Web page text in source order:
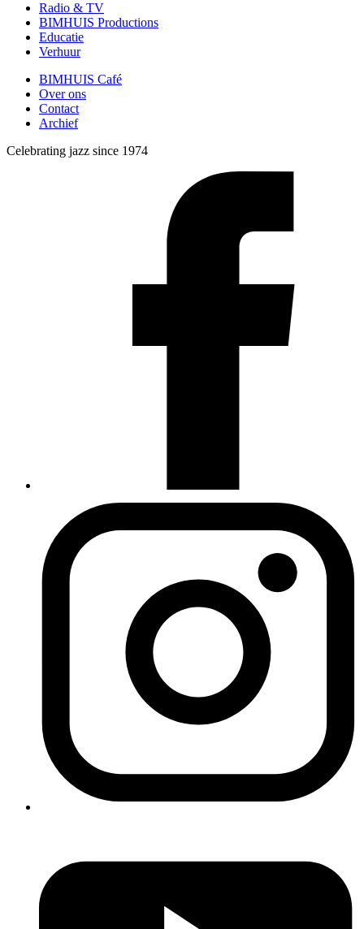
Radio & TV
BIMHUIS Productions
Educatie
Verhuur
BIMHUIS Café
Over ons
Contact
Archief
Celebrating jazz since 1974